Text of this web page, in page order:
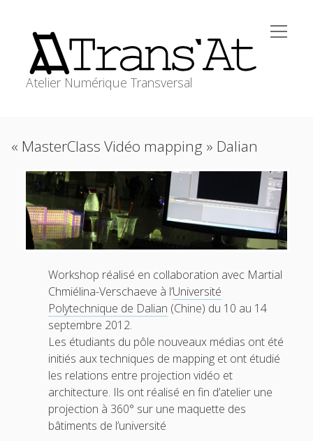
Trans'At
Atelier Numérique Transversal
open
menu
ATELIERS
open
WORKSHOPS
RESSOURCES
MEDIAGRAPHIE
CONTACT
Sidebar
transat@stephanecabee.net
« MasterClass Vidéo mapping » Dalian
Workshop réalisé en collaboration avec Martial
Chmiélina-Verschaeve à l’Université
Polytechnique de Dalian (Chine) du 10 au 14
septembre 2012.
Les étudiants du pôle nouveaux médias ont été
initiés aux techniques de mapping et ont étudié
les relations entre projection vidéo et
architecture. Ils ont réalisé en fin d’atelier une
projection à 360° sur une maquette des
bâtiments de l’université